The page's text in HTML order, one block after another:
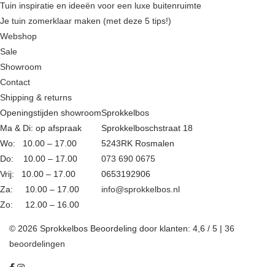
Tuin inspiratie en ideeën voor een luxe buitenruimte
Je tuin zomerklaar maken (met deze 5 tips!)
Webshop
Sale
Showroom
Contact
Shipping & returns
Openingstijden showroom
Ma & Di: op afspraak
Wo: 10.00 – 17.00
Do: 10.00 – 17.00
Vrij: 10.00 – 17.00
Za: 10.00 – 17.00
Zo: 12.00 – 16.00
Sprokkelbos
Sprokkelboschstraat 18
5243RK Rosmalen
073 690 0675
0653192906
info@sprokkelbos.nl
© 2026 Sprokkelbos Beoordeling door klanten: 4,6 / 5 | 36
beoordelingen